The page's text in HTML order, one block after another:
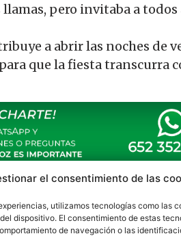
el consentimiento de las
utilizamos tecnologías como las
dispositivo. El consentimiento de estas
de navegación o las
pero invitaba a todos
a abrir las noches de
que la fiesta transcurra